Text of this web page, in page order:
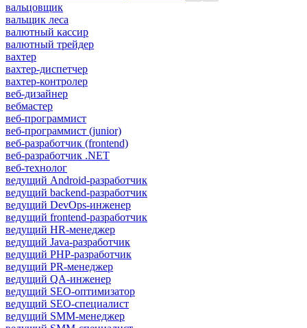
вальцовщик
вальщик леса
валютный кассир
валютный трейдер
вахтер
вахтер-диспетчер
вахтер-контролер
веб-дизайнер
вебмастер
веб-программист
веб-программист (junior)
веб-разработчик (frontend)
веб-разработчик .NET
веб-технолог
ведущий Android-разработчик
ведущий backend-разработчик
ведущий DevOps-инженер
ведущий frontend-разработчик
ведущий HR-менеджер
ведущий Java-разработчик
ведущий PHP-разработчик
ведущий PR-менеджер
ведущий QA-инженер
ведущий SEO-оптимизатор
ведущий SEO-специалист
ведущий SMM-менеджер